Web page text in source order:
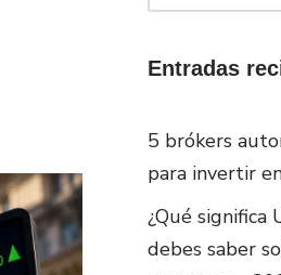
Entradas
5 brókers
para invertir
¿Qué significa
debes saber